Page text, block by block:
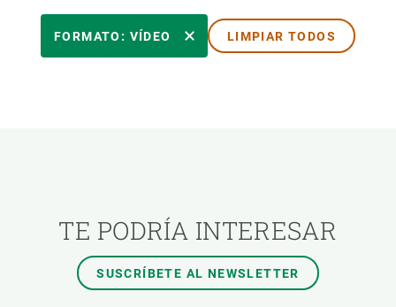
AUTOR
FORMATO: VÍDEO LIMPIAR TODOS
TE PODRÍA INTERESAR
SUSCRÍBETE AL NEWSLETTER